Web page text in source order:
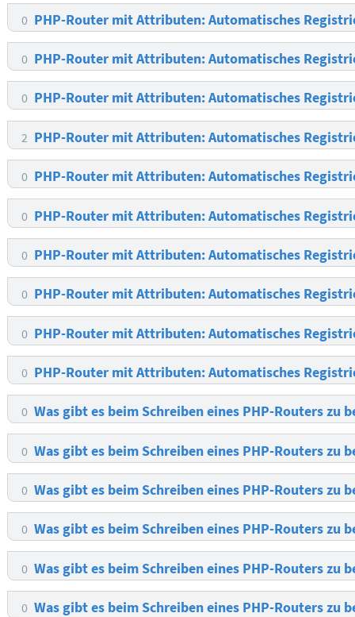
0 PHP-Router mit Attributen: Automatisches
0 PHP-Router mit Attributen: Automatisches
0 PHP-Router mit Attributen: Automatisches
2 PHP-Router mit Attributen: Automatisches
0 PHP-Router mit Attributen: Automatisches
0 PHP-Router mit Attributen: Automatisches
0 PHP-Router mit Attributen: Automatisches
0 PHP-Router mit Attributen: Automatisches
0 PHP-Router mit Attributen: Automatisches
0 PHP-Router mit Attributen: Automatisches
0 Was gibt es beim Schreiben eines PHP-Routers zu
0 Was gibt es beim Schreiben eines PHP-Routers zu
0 Was gibt es beim Schreiben eines PHP-Routers zu
0 Was gibt es beim Schreiben eines PHP-Routers zu
0 Was gibt es beim Schreiben eines PHP-Routers zu
0 Was gibt es beim Schreiben eines PHP-Routers zu